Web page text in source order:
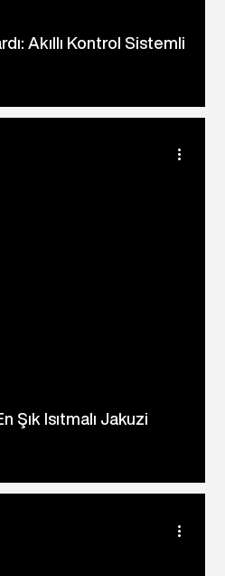
Akıllı Kontrol Sistemli
Şık Isıtmalı Jakuzi